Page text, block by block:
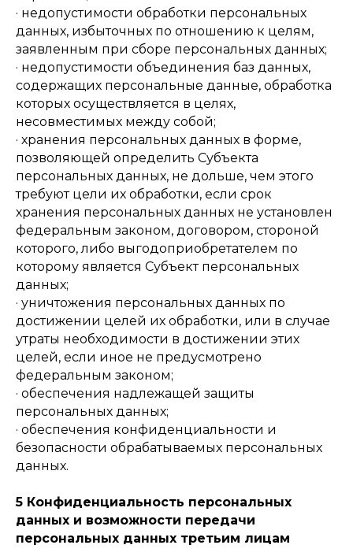
· недопустимости обработки персональных
данных, избыточных по отношению к целям,
заявленным при сборе персональных данных;
· недопустимости объединения баз данных,
содержащих персональные данные, обработка
которых осуществляется в целях,
несовместимых между собой;
· хранения персональных данных в форме,
позволяющей определить Субъекта
персональных данных, не дольше, чем этого
требуют цели их обработки, если срок
хранения персональных данных не установлен
федеральным законом, договором, стороной
которого, либо выгодоприобретателем по
которому является Субъект персональных
данных;
· уничтожения персональных данных по
достижении целей их обработки, или в случае
утраты необходимости в достижении этих
целей, если иное не предусмотрено
федеральным законом;
· обеспечения надлежащей защиты
персональных данных;
· обеспечения конфиденциальности и
безопасности обрабатываемых персональных
данных.
5 Конфиденциальность персональных
данных и возможности передачи
персональных данных третьим лицам